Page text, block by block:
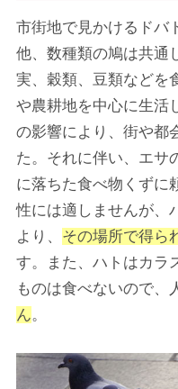
市街地で見かけるドバ
他、数種類の鳩は共通
実、穀類、豆類などを
や農耕地を中心に生活
の影響により、街や都
た。それに伴い、エサ
に落ちた食べ物くずに
性には適しませんが、
より、 その場所で得ら
す。また、ハトはカラ
ものは食べないので、
ん。